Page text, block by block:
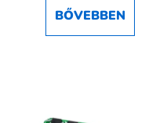
BŐVEBBEN